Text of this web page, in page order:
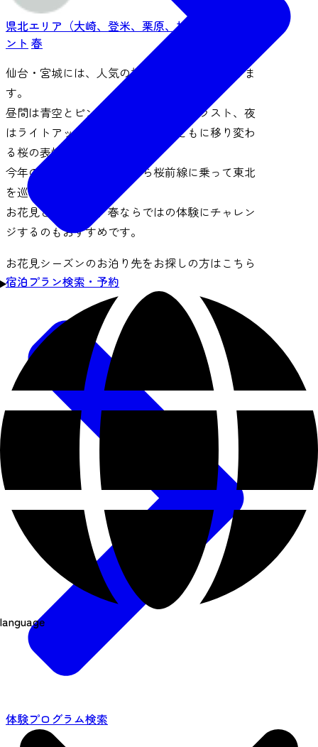
language
県北エリア（大崎、登米、栗原、加美など）
ント 春
仙台・宮城には、人気の桜の名所が数多くありま
す。
昼間は青空とピンクの花びらのコントラスト、夜
はライトアップと、時間の経過とともに移り変わ
る桜の表情もまた格別。
今年の春は、仙台・宮城から桜前線に乗って東北
を巡ってみませんか？
お花見とあわせて、春ならではの体験にチャレン
ジするのもおすすめです。
お花見シーズンのお泊り先をお探しの方はこちら
宿泊プラン検索・予約
体験プログラム検索